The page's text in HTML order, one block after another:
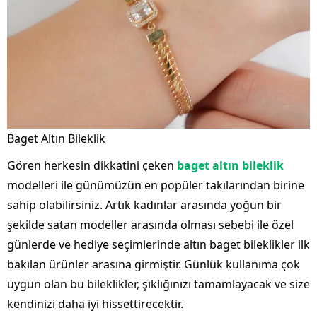
Baget Altın Bileklik
Gören herkesin dikkatini çeken baget altın bileklik
modelleri ile günümüzün en popüler takılarından birine
sahip olabilirsiniz. Artık kadınlar arasında yoğun bir
şekilde satan modeller arasında olması sebebi ile özel
günlerde ve hediye seçimlerinde altın baget bileklikler ilk
bakılan ürünler arasına girmiştir. Günlük kullanıma çok
uygun olan bu bileklikler, şıklığınızı tamamlayacak ve size
kendinizi daha iyi hissettirecektir.